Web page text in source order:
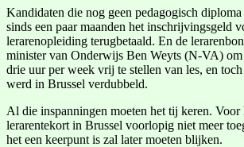
Kandidaten die nog geen pedagogisch
sinds een paar maanden het inschrijvingsgeld
lerarenopleiding terugbetaald. En de
minister van Onderwijs Ben Weyts (N-VA)
drie uur per week vrij te stellen van les, en
werd in Brussel verdubbeld.
Al die inspanningen moeten het tij keren. Voor
lerarentekort in Brussel voorlopig niet meer
het een keerpunt is zal later moeten blijken.